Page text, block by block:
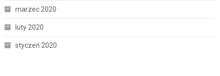
marzec 2020
luty 2020
styczeń 2020